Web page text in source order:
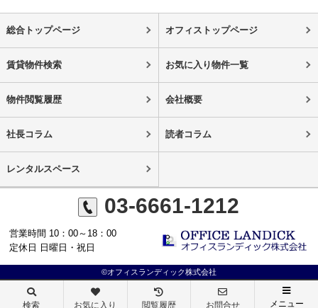
総合トップページ オフィストップページ
賃貸物件検索 お気に入り物件一覧
物件閲覧履歴 会社概要
社長コラム 読者コラム
レンタルスペース
03-6661-1212
営業時間 10：00～18：00
定休日 日曜日・祝日
©オフィスランディック株式会社
検索 お気に入り 閲覧履歴 お問合せ メニュー